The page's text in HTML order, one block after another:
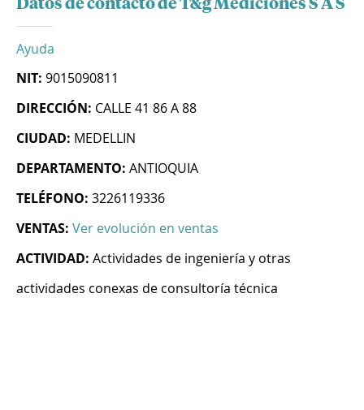
Datos de contacto de T&g Mediciones S A S
Ayuda
NIT: 9015090811
DIRECCIÓN: CALLE 41 86 A 88
CIUDAD: MEDELLIN
DEPARTAMENTO: ANTIOQUIA
TELÉFONO: 3226119336
VENTAS: Ver evolución en ventas
ACTIVIDAD: Actividades de ingeniería y otras
actividades conexas de consultoría técnica